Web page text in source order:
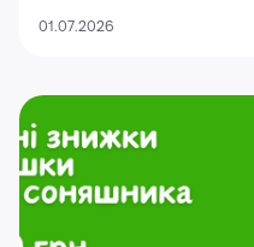
01.07.2026